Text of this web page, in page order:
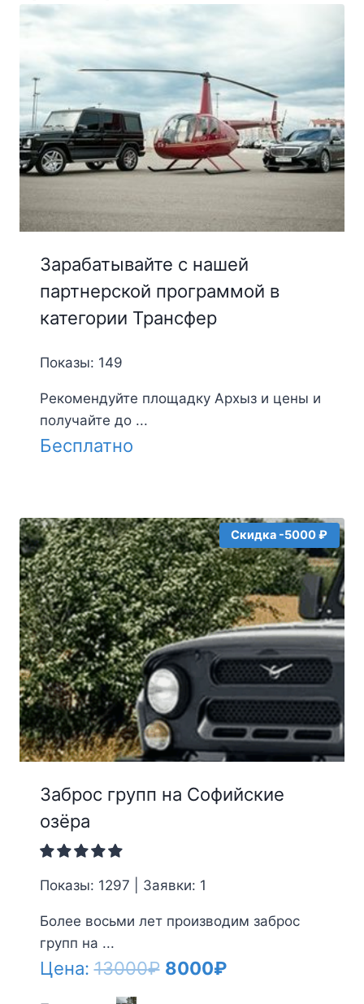
Зарабатывайте с нашей
партнерской программой в
категории Трансфер
Показы: 149
Рекомендуйте площадку Архыз и цены и
получайте до ...
Бесплатно
Скидка -5000 ₽
Заброс групп на Софийские
озёра
Показы: 1297 | Заявки: 1
Более восьми лет производим заброс
групп на ...
Цена:13000₽ Первоначальная
8000₽Текущая